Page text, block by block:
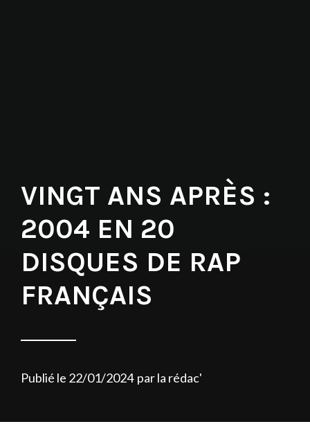
VINGT ANS APRÈS :
2004 EN 20
DISQUES DE RAP
FRANÇAIS
Publié le 22/01/2024 parla rédac'